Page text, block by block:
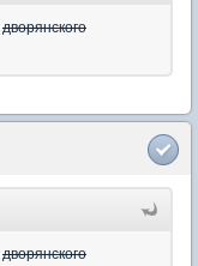
дворянского
дворянского